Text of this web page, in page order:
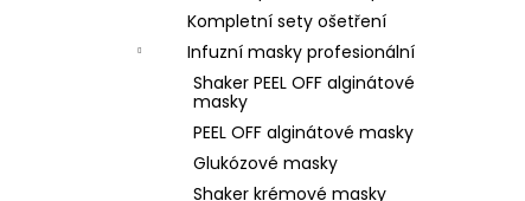
Kompletní sety ošetření
Infuzní masky profesionální
Shaker PEEL OFF alginátové
masky
PEEL OFF alginátové masky
Glukózové masky
Shaker krémové masky